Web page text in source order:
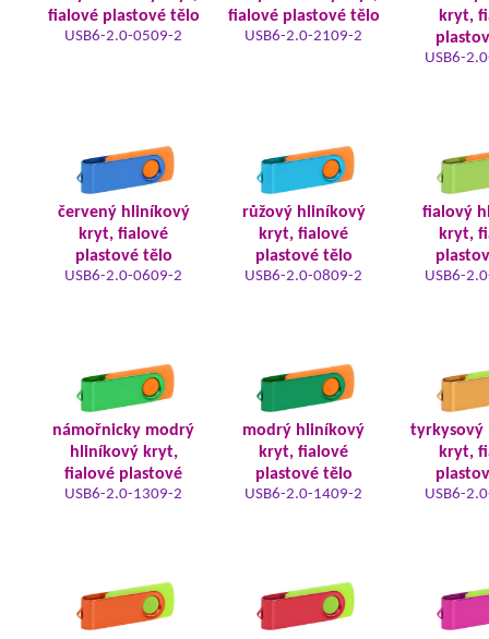
fialové plastové tělo
USB6-2.0-0509-2
fialové plastové tělo
USB6-2.0-2109-2
kryt,
USB6-
červený hliníkový
kryt, fialové
plastové tělo
USB6-2.0-0609-2
růžový hliníkový
kryt, fialové
plastové tělo
USB6-2.0-0809-2
fialový
kryt,
USB6-
námořnicky modrý
hliníkový kryt,
fialové plastové
USB6-2.0-1309-2
modrý hliníkový
kryt, fialové
plastové tělo
USB6-2.0-1409-2
tyrkysový
kryt,
USB6-